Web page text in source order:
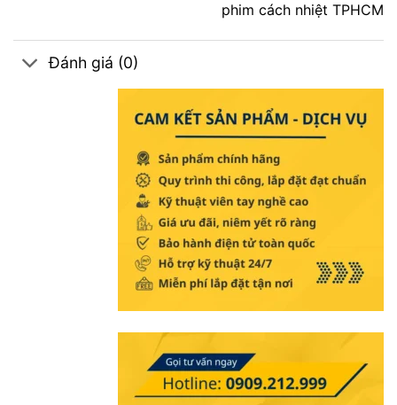
phim cách nhiệt TPHCM
Đánh giá (0)